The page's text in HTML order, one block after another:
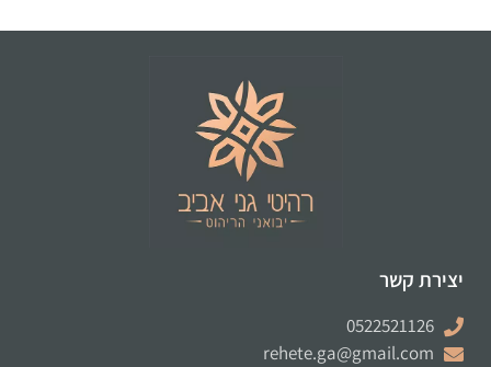
יצירת קשר
0522521126
rehete.ga@gmail.com